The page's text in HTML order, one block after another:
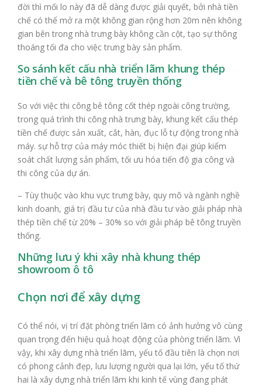
đời thì mối lo này đã dễ dàng được giải quyết, bởi nhà tiền
chế có thể mở ra một không gian rộng hơn 20m nên không
gian bên trong nhà trưng bày không cần cột, tạo sự thông
thoáng tối đa cho việc trưng bày sản phẩm.
So sánh kết cấu nhà triển lãm khung thép
tiền chế và bê tông truyền thống
So với việc thi công bê tông cốt thép ngoài công trường,
trong quá trình thi công nhà trưng bày, khung kết cấu thép
tiền chế được sản xuất, cắt, hàn, đục lỗ tự động trong nhà
máy. sự hỗ trợ của máy móc thiết bị hiện đại giúp kiểm
soát chất lượng sản phẩm, tối ưu hóa tiến độ gia công và
thi công của dự án.
– Tùy thuộc vào khu vực trưng bày, quy mô và ngành nghề
kinh doanh, giá trị đầu tư của nhà đầu tư vào giải pháp nhà
thép tiền chế từ 20% – 30% so với giải pháp bê tông truyền
thống.
Những lưu ý khi xây nhà khung thép
showroom ô tô
Chọn nơi để xây dựng
Có thể nói, vị trí đặt phòng triển lãm có ảnh hưởng vô cùng
quan trọng đến hiệu quả hoạt động của phòng triển lãm. Vì
vậy, khi xây dựng nhà triển lãm, yếu tố đầu tiên là chọn nơi
có phong cảnh đẹp, lưu lượng người qua lại lớn, yếu tố thứ
hai là xây dựng nhà triển lãm khi kinh tế vùng đang phát